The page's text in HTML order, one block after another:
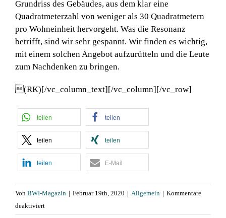
Grundriss des Gebäudes, aus dem klar eine
Quadratmeterzahl von weniger als 30 Quadratmetern
pro Wohneinheit hervorgeht. Was die Resonanz
betrifft, sind wir sehr gespannt. Wir finden es wichtig,
mit einem solchen Angebot aufzurütteln und die Leute
zum Nachdenken zu bringen.
(RK)[/vc_column_text][/vc_column][/vc_row]
teilen teilen
teilen teilen
teilen E-Mail
Von BWI-Magazin | Februar 19th, 2020 | Allgemein | Kommentare
deaktiviertfür